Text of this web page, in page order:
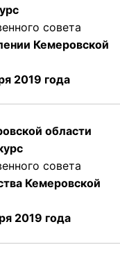
совета
Кемеровской
2019 года
области
совета
Кемеровской
2019 года